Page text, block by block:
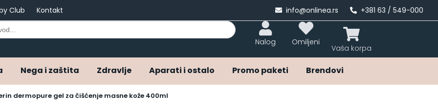
Club Kontakt info@onlinea.rs +381 63 / 549-000
Nalog Omiljeni
Nega i zaštita Zdravlje Aparati i ostalo Promo paketi
Brendovi
dermopure gel za čišćenje masne kože 400ml